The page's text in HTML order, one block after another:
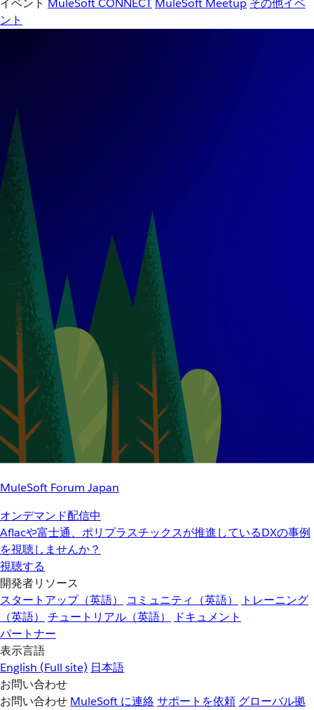
イベント MuleSoft CONNECT MuleSoft Meetup その他イベ
ント
MuleSoft Forum Japan
オンデマンド配信中
Aflacや富士通、ポリプラスチックスが推進しているDXの事例
を視聴しませんか？
視聴する
開発者リソース
スタートアップ（英語）
コミュニティ（英語）
トレーニング
（英語）
チュートリアル（英語）
ドキュメント
パートナー
表示言語
English (Full site) 日本語
お問い合わせ
お問い合わせ MuleSoft に連絡サポートを依頼 グローバル拠